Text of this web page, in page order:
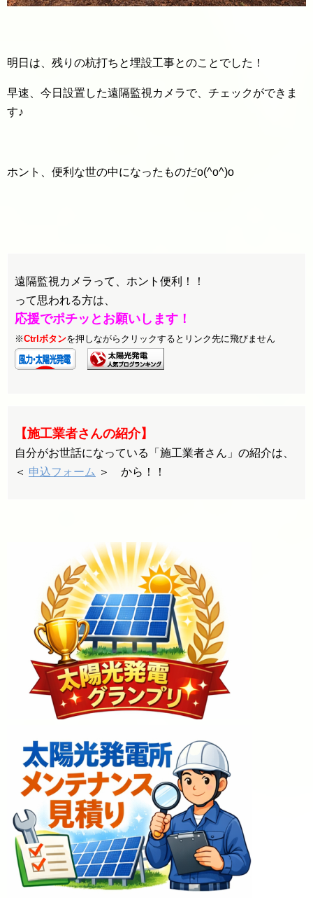
明日は、残りの杭打ちと埋設工事とのことでした！
早速、今日設置した遠隔監視カメラで、チェックができま
す♪
ホント、便利な世の中になったものだo(^o^)o
遠隔監視カメラって、ホント便利！！
って思われる方は、
応援でポチッとお願いします！
※Ctrlボタンを押しながらクリックするとリンク先に飛びません
【施工業者さんの紹介】
自分がお世話になっている「施工業者さん」の紹介は、
＜ 申込フォーム ＞ から！！